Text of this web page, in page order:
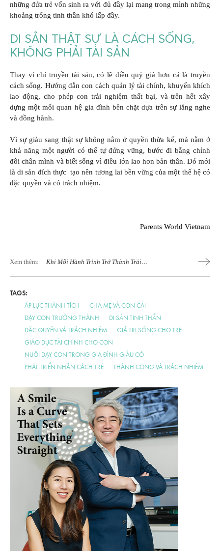
những đứa trẻ vốn sinh ra với đủ đầy lại mang trong mình những
khoảng trống tinh thần khó lấp đầy.
DI SẢN THẬT SỰ LÀ CÁCH SỐNG,
KHÔNG PHẢI TÀI SẢN
Thay vì chỉ truyền tài sản, có lẽ điều quý giá hơn cả là truyền
cách sống. Hướng dẫn con cách quản lý tài chính, khuyến khích
lao động, cho phép con trải nghiệm thất bại, và trên hết xây
dựng một mối quan hệ gia đình bền chặt dựa trên sự lắng nghe
và đồng hành.
Vì sự giàu sang thật sự không nằm ở quyền thừa kế, mà nằm ở
khả năng một người có thể tự đứng vững, bước đi bằng chính
đôi chân mình và biết sống vì điều lớn lao hơn bản thân. Đó mới
là di sản đích thực tạo nên tương lai bền vững của một thế hệ có
đặc quyền và có trách nhiệm.
Parents World Vietnam
Xem thêm:
Khi Mỗi Hành Trình Trở Thành Trải
TAGS:
ÁP LỰC THÀNH TÍCH
CHA MẸ VÀ CON CÁI
DẠY CON TRƯỞNG THÀNH
DI SẢN TINH THẦN
ĐẶC QUYỀN VÀ TRÁCH NHIỆM
GIÁ TRỊ SỐNG CHO TRẺ
GIÁO DỤC TÀI CHÍNH CHO CON
NUÔI DẠY CON TRONG GIA ĐÌNH GIÀU CÓ
PHÁT TRIỂN NHÂN CÁCH TRẺ
THÀNH CÔNG VÀ TRÁCH NHIỆM